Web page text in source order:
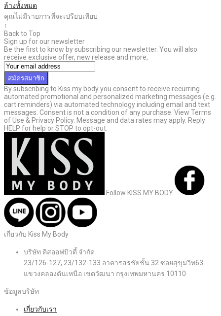
ล้างทั้งหมด
คุณไม่มีรายการที่จะเปรียบเทียบ
↑
Back to Top
Sign up for our newsletter
Be the first to know by subscribing our newsletter. You will also
receive exclusive offer, new release and more,
สมัครสมาชิก
By subscribing to Kiss my body you consent to receive recurring
automated promotional and personalized marketing messages (e.g.
cart reminders) via automated technology including email and text
messages. Consent is not a condition of any purchase. View Terms
of Use & Privacy Policy. Message and data rates may apply. Reply
HELP for help or STOP to opt-out.
Follow KISS MY BODY
เกี่ยวกับ Kiss My Body
บริษัท คิสออฟบิวตี้ จำกัด
23/126-127, 23/132-133 อาคารสรชัยชั้น 32 ซอยสุขุมวิท63
แขวงคลองตันเหนือ เขตวัฒนา กรุงเทพมหานคร 10110
ข้อมูลบริษัท
เกี่ยวกับเรา